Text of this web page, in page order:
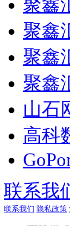
聚鑫
聚鑫
聚鑫
聚鑫
山石
高科
联系我
联系我们 隐私政策